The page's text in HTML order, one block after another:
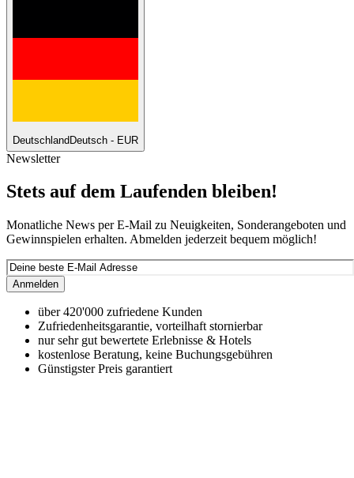
DeutschlandDeutsch - EUR
Newsletter
Stets auf dem Laufenden bleiben!
Monatliche News per E-Mail zu Neuigkeiten, Sonderangeboten und
Gewinnspielen erhalten. Abmelden jederzeit bequem möglich!
Anmelden
über 420'000 zufriedene Kunden
Zufriedenheitsgarantie, vorteilhaft stornierbar
nur sehr gut bewertete Erlebnisse & Hotels
kostenlose Beratung, keine Buchungsgebühren
Günstigster Preis garantiert